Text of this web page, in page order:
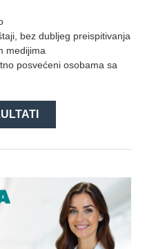
bez dubljeg preispitivanja
medijima
posvećeni osobama sa